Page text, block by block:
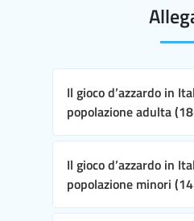
Il gioco d’azzardo in
popolazione adulta
Il gioco d’azzardo in
popolazione minori